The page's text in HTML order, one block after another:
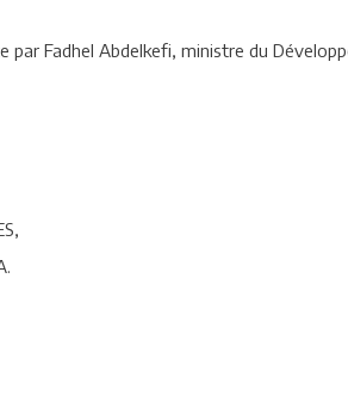
Fadhel Abdelkefi, ministre du